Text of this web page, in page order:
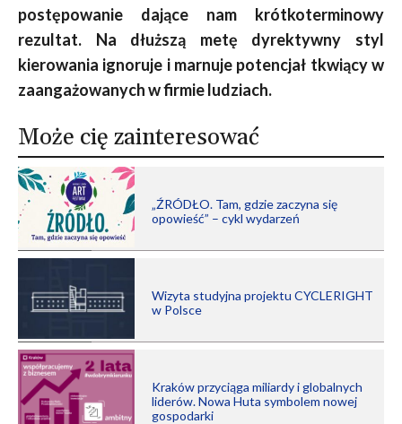
postępowanie dające nam krótkoterminowy
rezultat. Na dłuższą metę dyrektywny styl
kierowania ignoruje i marnuje potencjał tkwiący w
zaangażowanych w firmie ludziach.
Może cię zainteresować
„ŹRÓDŁO. Tam, gdzie zaczyna się
opowieść” – cykl wydarzeń
Wizyta studyjna projektu CYCLERIGHT
w Polsce
Kraków przyciąga miliardy i globalnych
liderów. Nowa Huta symbolem nowej
gospodarki